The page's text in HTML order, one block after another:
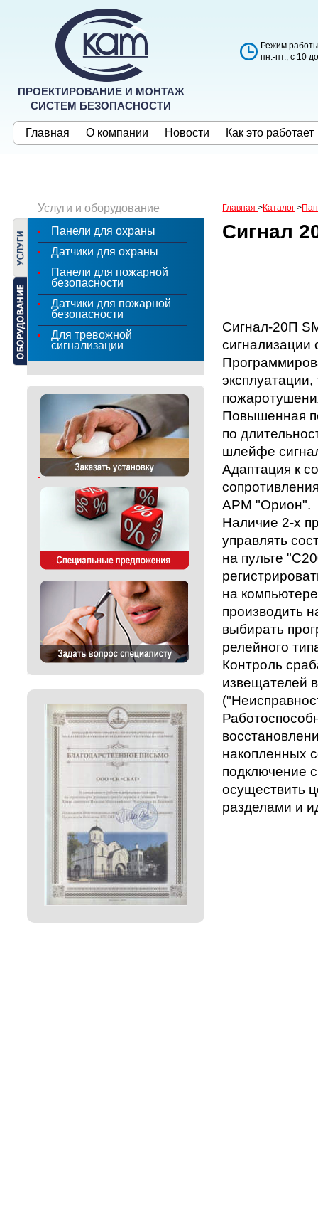
ПРОЕКТИРОВАНИЕ И МОНТАЖ
СИСТЕМ БЕЗОПАСНОСТИ
Режим
пн.-пт., с 10
Главная О компании Новости Как это работает
Услуги и оборудование
Панели для охраны
Датчики для охраны
Панели для пожарной
безопасности
Датчики для пожарной
безопасности
Для тревожной
сигнализации
Главная >Каталог >
Сигнал
Сигнал-20П
Повышенная
по
шлейфе
Адаптация к
АРМ "Орион".
Наличие 2-х
управлять
на пульте
на
производить
выбирать
релейного
Контроль
извещателей
накопленных
подключение
осуществить
разделами и